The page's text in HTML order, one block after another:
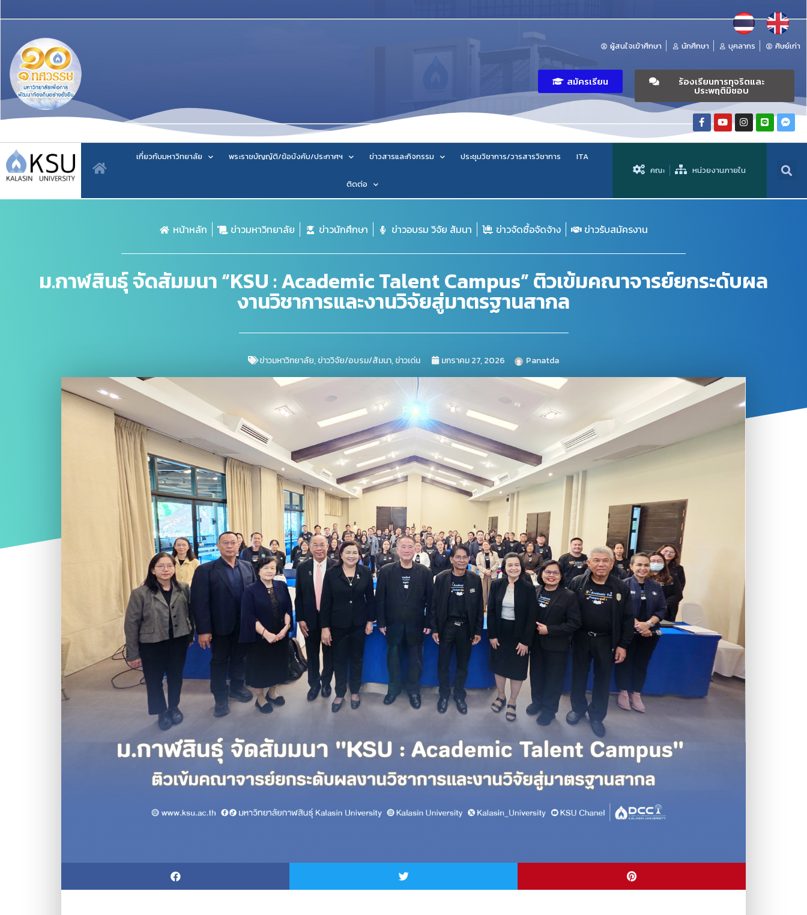
ผู้สนใจเข้าศึกษา นักศึกษา บุคลากร ศิษย์เก่า
สมัครเรียน ร้องเรียนการทุจริตและ
ประพฤติมิชอบ
เกี่ยวกับมหาวิทยาลัย พระราชบัญญัติ/ข้อบังคับ/ประกาศฯ ข่าวสารและกิจกรรม ประชุมวิชาการ/วารสารวิชาการ ITA
ติดต่อ
คณะ หน่วยงานภายใน
หน้าหลัก ข่าวมหาวิทยาลัย ข่าวนักศึกษา ข่าวอบรม วิจัย สัมนา ข่าวจัดซื้อจัดจ้าง ข่าวรับสมัครงาน
ม.กาฬสินธุ์ จัดสัมมนา “KSU : Academic Talent Campus” ติวเข้มคณาจารย์ยกระดับผล
งานวิชาการและงานวิจัยสู่มาตรฐานสากล
ข่าวมหาวิทยาลัย,ข่าววิจัย/อบรม/สัมนา,ข่าวเด่น มกราคม 27, 2026 Panatda